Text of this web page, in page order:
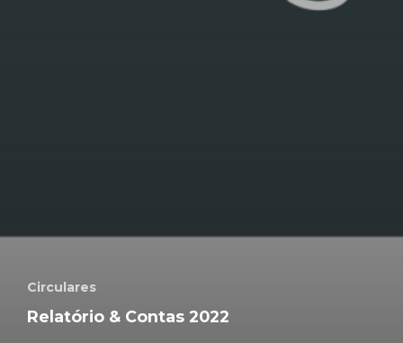
Circulares
Relatório & Contas 2022